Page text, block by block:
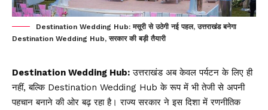
Destination Wedding Hub: मसूरी से उठेगी नई पहल, उत्तराखंड बनेगा
Destination Wedding Hub, सरकार की बड़ी तैयारी
Destination Wedding Hub: उत्तराखंड अब केवल पर्यटन के लिए ही
नहीं, बल्कि Destination Wedding Hub के रूप में भी तेजी से अपनी
पहचान बनाने की ओर बढ़ रहा है। राज्य सरकार ने इस दिशा में रणनीतिक